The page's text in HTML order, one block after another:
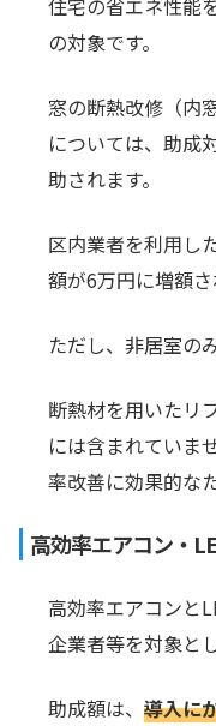
の対象です。
窓の断熱改修（内
については、助成
助されます。
区内業者を利用し
額が6万円に増額さ
ただし、非居室の
断熱材を用いたリ
には含まれていま
率改善に効果的な
高効率エアコン・
高効率エアコンと
企業者等を対象と
助成額は、 導入に